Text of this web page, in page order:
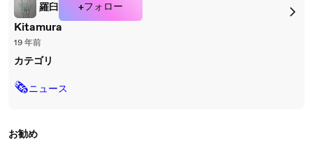
羅臼 +フォロー
Kitamura
19 年前
カテゴリ
🗞ニュース
お勧め